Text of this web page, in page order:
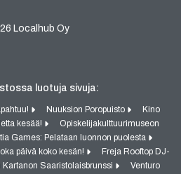
Localhub Oy
luotuja sivuja:
Nuuksion Poropuisto
Kino
kesää!
Opiskelijakulttuurimuseon
Games: Pelataan luonnon puolesta
päivä koko kesän!
Freja Rooftop DJ-
Kartanon Saaristolaisbrunssi
Venturo